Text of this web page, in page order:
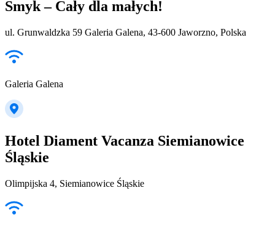
Smyk – Cały dla małych!
ul. Grunwaldzka 59 Galeria Galena, 43-600 Jaworzno, Polska
Galeria Galena
Hotel Diament Vacanza Siemianowice
Śląskie
Olimpijska 4, Siemianowice Śląskie